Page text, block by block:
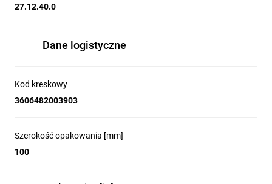
27.12.40.0
Dane logistyczne
Kod kreskowy
3606482003903
Szerokość opakowania [mm]
100